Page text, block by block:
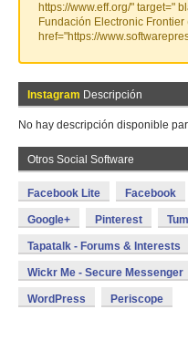
https://www.eff.org/" target="
Fundación Electronic
href="https://
Instagram Descripción
No hay descripción disponible
Otros Social Software
Facebook Lite Facebook
Google+ Pinterest
Tapatalk - Forums & Interests
Wickr Me - Secure Messenger
WordPress Periscope